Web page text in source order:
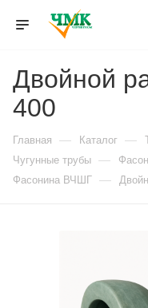
Двойной
400
Главная — Каталог —
Чугунные трубы —
Фасонина ВЧШГ —